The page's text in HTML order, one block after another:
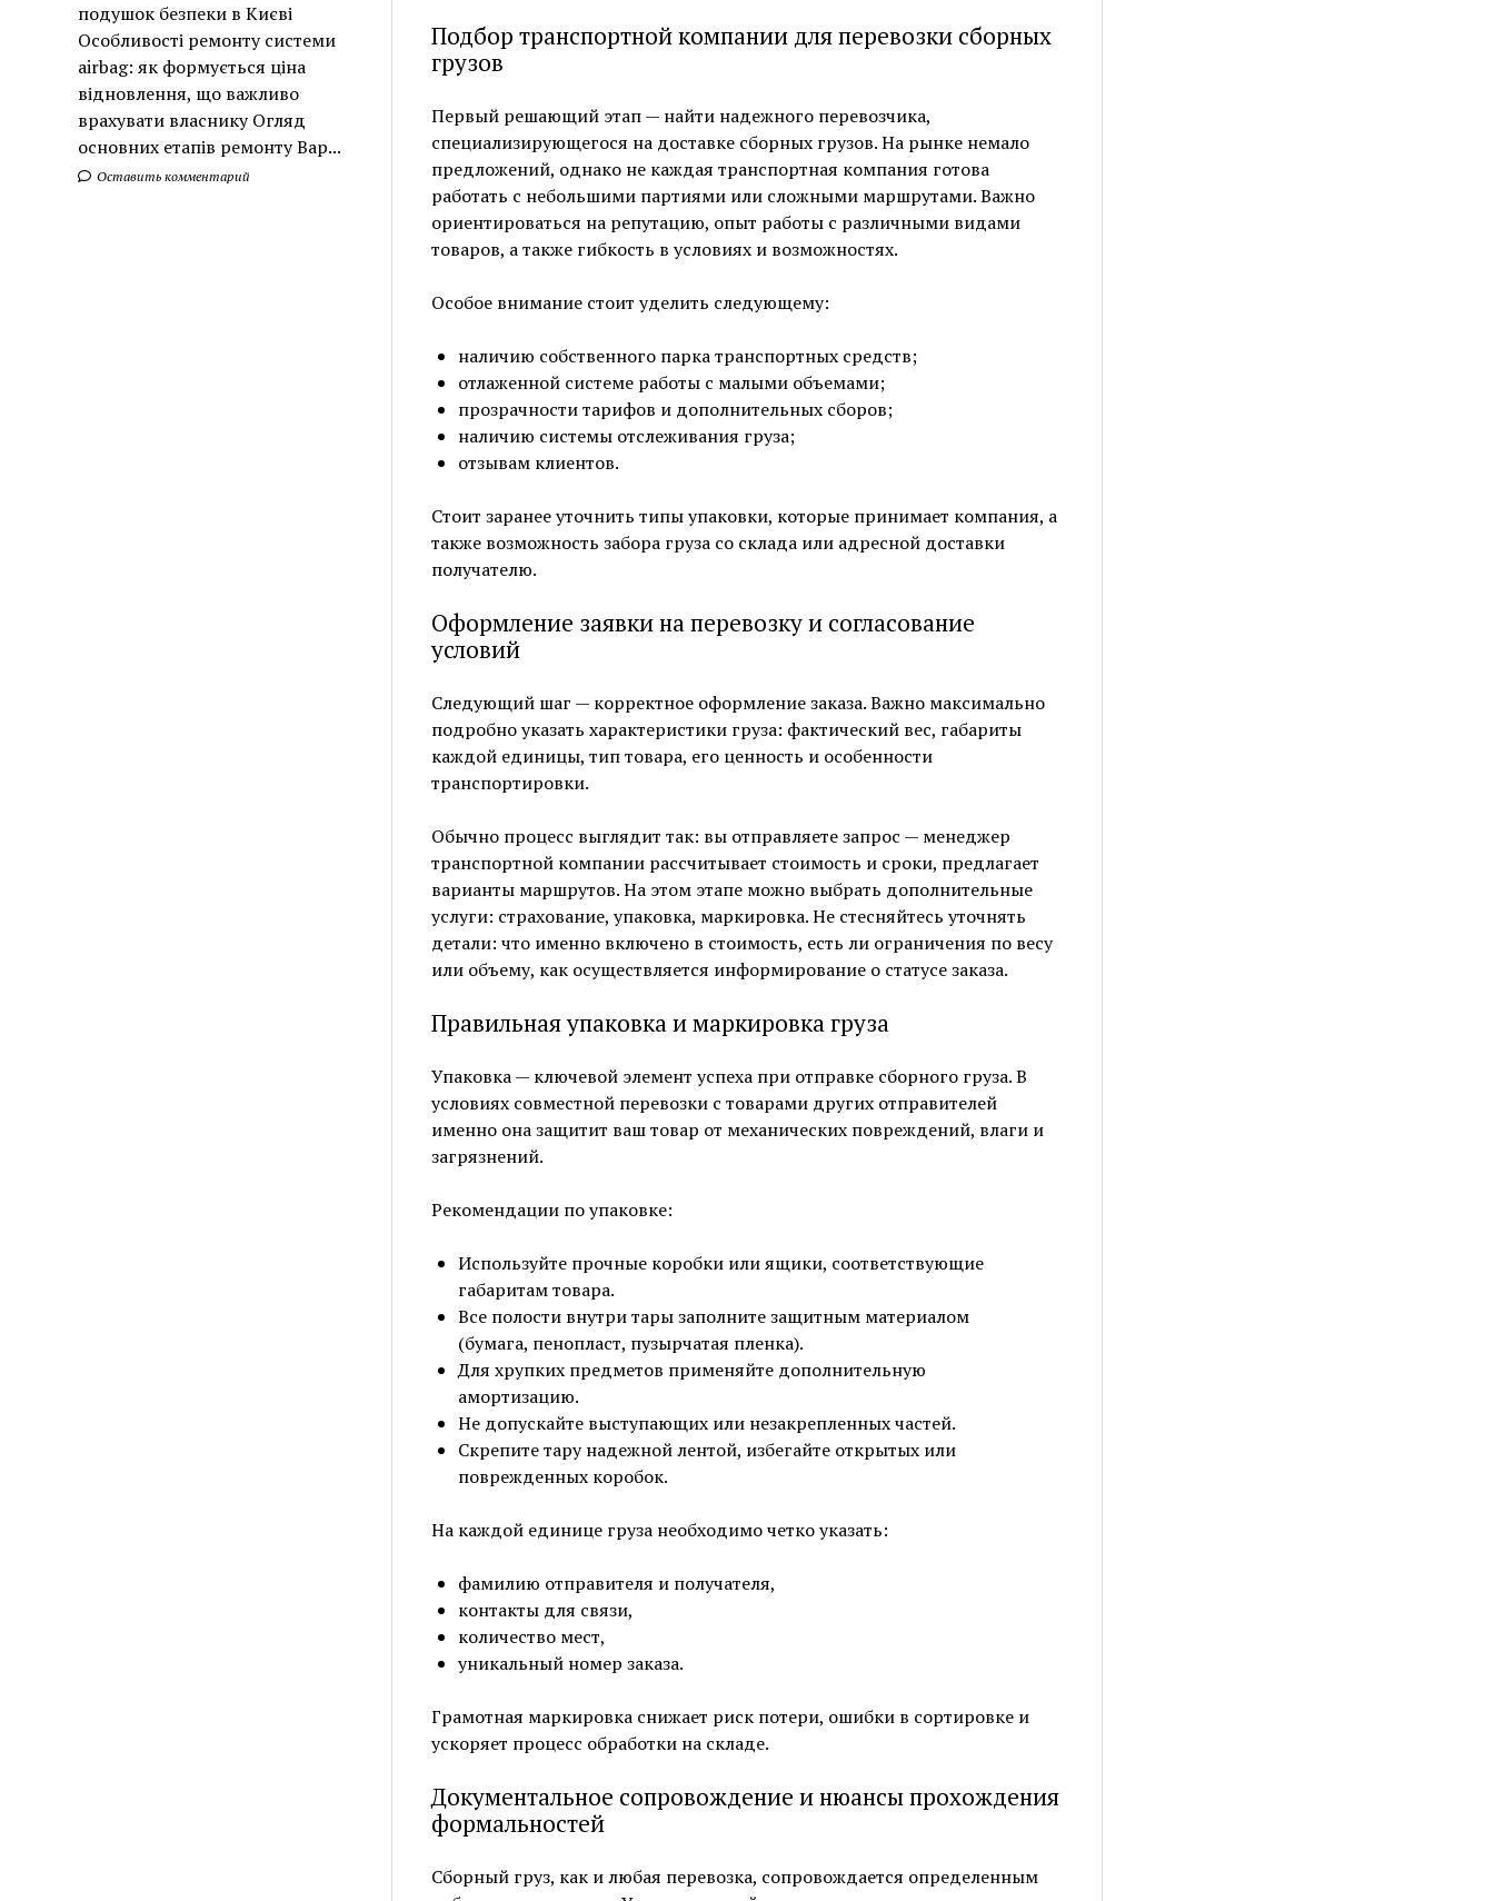
подушок безпеки в Києві
Особливості ремонту системи
airbag: як формується ціна
відновлення, що важливо
врахувати власнику Огляд
основних етапів ремонту Вар...
Оставить комментарий
Подбор транспортной компании для перевозки сборных
грузов
Первый решающий этап — найти надежного перевозчика,
специализирующегося на доставке сборных грузов. На рынке немало
предложений, однако не каждая транспортная компания готова
работать с небольшими партиями или сложными маршрутами. Важно
ориентироваться на репутацию, опыт работы с различными видами
товаров, а также гибкость в условиях и возможностях.
Особое внимание стоит уделить следующему:
наличию собственного парка транспортных средств;
отлаженной системе работы с малыми объемами;
прозрачности тарифов и дополнительных сборов;
наличию системы отслеживания груза;
отзывам клиентов.
Стоит заранее уточнить типы упаковки, которые принимает компания, а
также возможность забора груза со склада или адресной доставки
получателю.
Оформление заявки на перевозку и согласование
условий
Следующий шаг — корректное оформление заказа. Важно максимально
подробно указать характеристики груза: фактический вес, габариты
каждой единицы, тип товара, его ценность и особенности
транспортировки.
Обычно процесс выглядит так: вы отправляете запрос — менеджер
транспортной компании рассчитывает стоимость и сроки, предлагает
варианты маршрутов. На этом этапе можно выбрать дополнительные
услуги: страхование, упаковка, маркировка. Не стесняйтесь уточнять
детали: что именно включено в стоимость, есть ли ограничения по весу
или объему, как осуществляется информирование о статусе заказа.
Правильная упаковка и маркировка груза
Упаковка — ключевой элемент успеха при отправке сборного груза. В
условиях совместной перевозки с товарами других отправителей
именно она защитит ваш товар от механических повреждений, влаги и
загрязнений.
Рекомендации по упаковке:
Используйте прочные коробки или ящики, соответствующие
габаритам товара.
Все полости внутри тары заполните защитным материалом
(бумага, пенопласт, пузырчатая пленка).
Для хрупких предметов применяйте дополнительную
амортизацию.
Не допускайте выступающих или незакрепленных частей.
Скрепите тару надежной лентой, избегайте открытых или
поврежденных коробок.
На каждой единице груза необходимо четко указать:
фамилию отправителя и получателя,
контакты для связи,
количество мест,
уникальный номер заказа.
Грамотная маркировка снижает риск потери, ошибки в сортировке и
ускоряет процесс обработки на складе.
Документальное сопровождение и нюансы прохождения
формальностей
Сборный груз, как и любая перевозка, сопровождается определенным